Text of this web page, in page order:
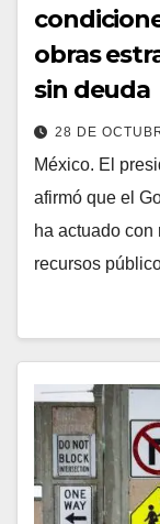
obras
sin deuda
28 DE
México. El
afirmó que el
ha actuado
recursos